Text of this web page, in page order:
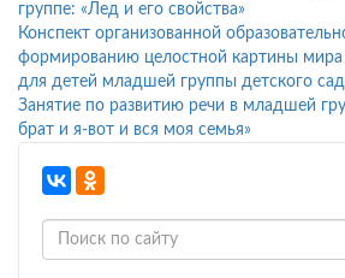
группе: «Лед и его свойства»
Конспект организованной
формированию целостной картины
для детей младшей группы детского
Занятие по развитию речи в младшей
брат и я-вот и вся моя семья»